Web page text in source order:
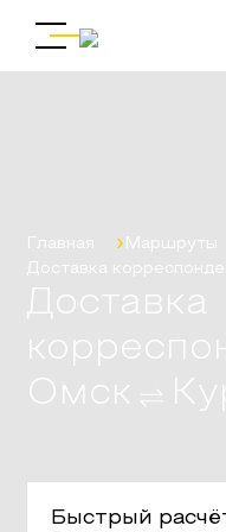
Главная
Маршруты
Доставка
Доставка
Омск
Быстрый